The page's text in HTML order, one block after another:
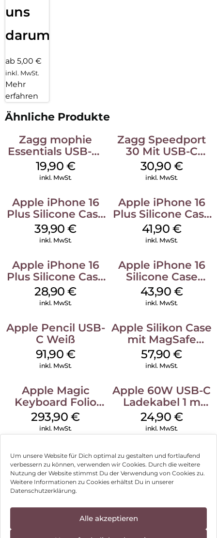
Um unsere Website für Dich optimal zu gestalten und fortlaufend
verbessern zu können, verwenden wir Cookies. Durch die weitere
Nutzung der Website stimmst Du der Verwendung von Cookies zu.
Weitere Informationen zu Cookies erhältst Du in unserer
Datenschutzerklärung.
Alle akzeptieren
uns
darum!
ab 5,00 €
inkl. MwSt.
Mehr
erfahren
Ähnliche Produkte
Zagg mophie
Essentials USB-C-
20W Charger PD
Weiß
19,90 €
inkl. MwSt.
Zagg Speedport
30 Mit USB-C
Kabel Weiß
30,90 €
inkl. MwSt.
Apple iPhone 16
Plus Silicone Case
MagSafe Plum
39,90€
inkl. MwSt.
Apple iPhone 16
Plus Silicone Case
MagSafe Stone
Gray
41,90 €
inkl. MwSt.
Apple iPhone 16
Plus Silicone Case
MagSafe Black
28,90€
inkl. MwSt.
Apple iPhone 16
Silicone Case
MagSafe Plum
43,90 €
inkl. MwSt.
Apple Pencil USB-
C Weiß
91,90 €
inkl. MwSt.
Apple Silikon Case
mit MagSafe
iPhone 14 Pro
(PRODUCT)RED
57,90€
inkl. MwSt.
Apple Magic
Keyboard Folio
iPad 10.9″ (10.Gen.)
Weiß
293,90€
inkl. MwSt.
Apple 60W USB-C
Ladekabel 1 m
Weiß
24,90 €
inkl. MwSt.
Impressum